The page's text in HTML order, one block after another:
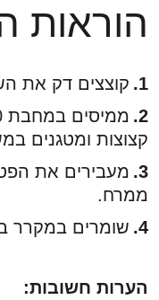
הוראות
קוצצים דק את
קצוצות ומטגנים במשך 40 דקות. מתבלים
ממרח.
שומרים במקרר
הערות חשובות: